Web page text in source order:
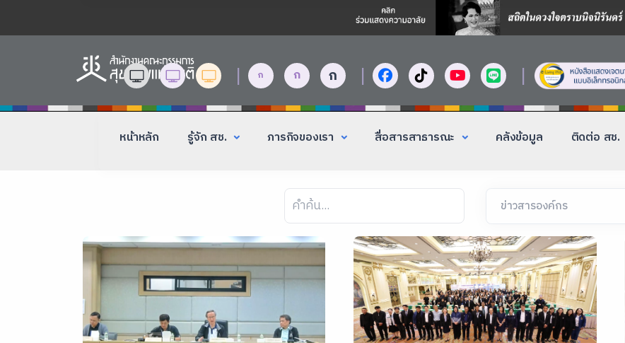
| ก ก ก | |
หน้าหลัก รู้จัก สช. ภารกิจของเรา สื่อสารสาธารณะ คลังข้อมูล ติดต่อ สช.